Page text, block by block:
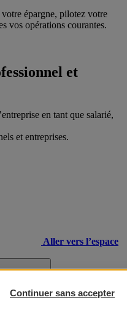
épargne, pilotez votre
vos opérations courantes.
et
en tant que salarié,
et entreprises.
Aller vers l’espace
Continuer sans accepter